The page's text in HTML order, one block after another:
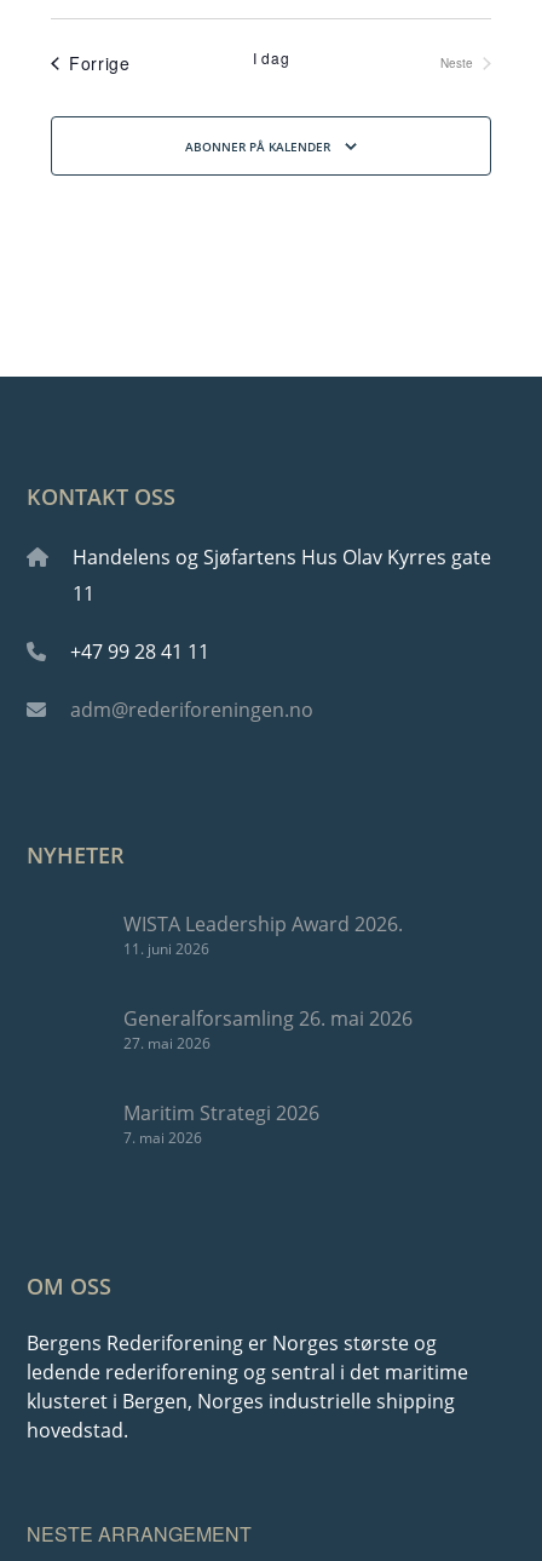
ForrigeArrangementerI dag
Neste
ABONNER PÅ KALENDER
KONTAKT OSS
Handelens og Sjøfartens Hus Olav Kyrres gate
11
+47 99 28 41 11
adm@rederiforeningen.no
NYHETER
WISTA Leadership Award 2026.
11. juni 2026
Generalforsamling 26. mai 2026
27. mai 2026
Maritim Strategi 2026
7. mai 2026
OM OSS
Bergens Rederiforening er Norges største og
ledende rederiforening og sentral i det maritime
klusteret i Bergen, Norges industrielle shipping
hovedstad.
NESTE ARRANGEMENT